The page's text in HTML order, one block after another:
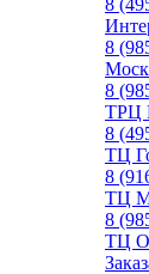
8
8
8
ТРЦ
8
ТЦ
8
ТЦ
8
ТЦ